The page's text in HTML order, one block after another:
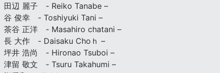
田辺 麗子 - Reiko Tanabe –
谷 俊幸 - Toshiyuki Tani –
茶谷 正洋 - Masahiro chatani –
長 大作 - Daisaku Choｈ –
坪井 浩尚 - Hironao Tsuboi –
津留 敬文 - Tsuru Takahumi –